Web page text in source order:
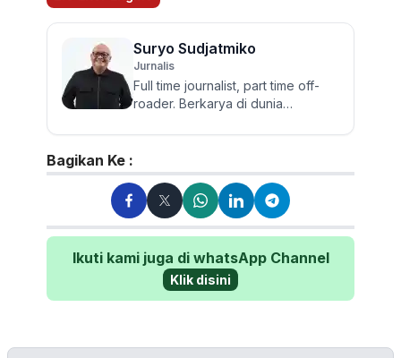
Suryo Sudjatmiko
Jurnalis
Full time journalist, part time off-
roader. Berkarya di dunia
Lulusan Sastra UGM ini te...
Bagikan Ke :
Ikuti kami juga di whatsApp Channel
Klik disini